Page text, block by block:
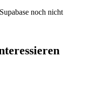
noch nicht